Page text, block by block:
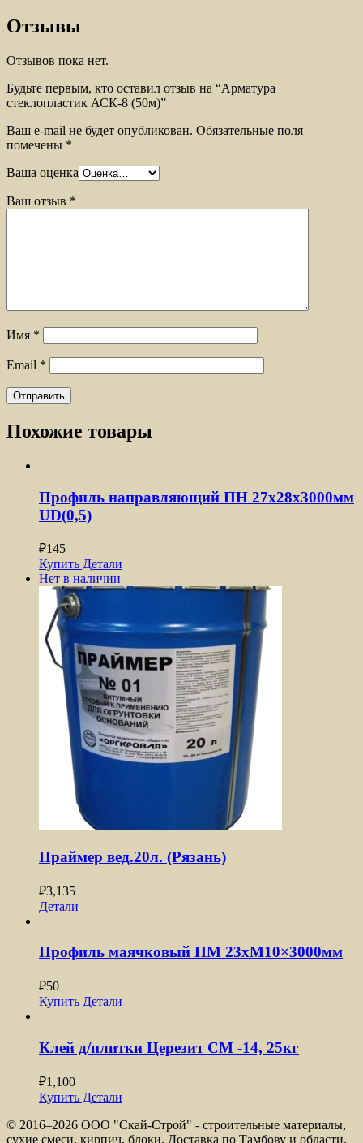
Отзывы
Отзывов пока нет.
Будьте первым, кто оставил отзыв на “Арматура
стеклопластик АСК-8 (50м)”
Ваш e-mail не будет опубликован. Обязательные поля
помечены *
Ваша оценка
Ваш отзыв *
Имя *
Email *
Похожие товары
Профиль направляющий ПН 27x28x3000мм
UD(0,5)
₽145
Купить Детали
Нет в наличии
Праймер вед.20л. (Рязань)
₽3,135
Детали
Профиль маячковый ПМ 23xМ10×3000мм
₽50
Купить Детали
Клей д/плитки Церезит CM -14, 25кг
₽1,100
Купить Детали
© 2016–2026 ООО "Скай-Строй" - строительные материалы,
сухие смеси, кирпич, блоки. Доставка по Тамбову и области.